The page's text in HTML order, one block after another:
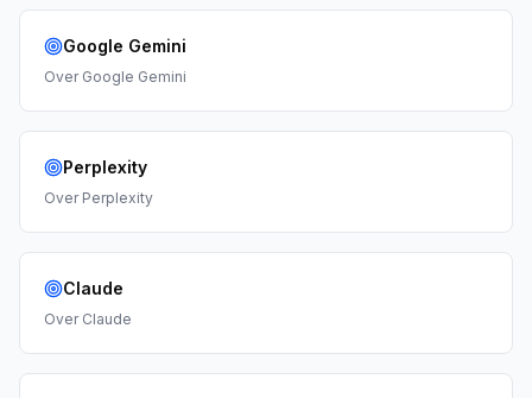
Google Gemini
Over Google Gemini
Perplexity
Over Perplexity
Claude
Over Claude